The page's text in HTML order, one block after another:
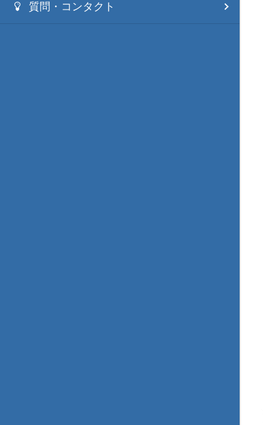
質問・コンタクト